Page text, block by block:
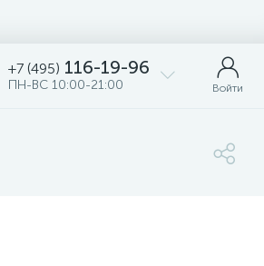
+7 (495) 116-19-96
ПН-ВС 10:00-21:00 Войти